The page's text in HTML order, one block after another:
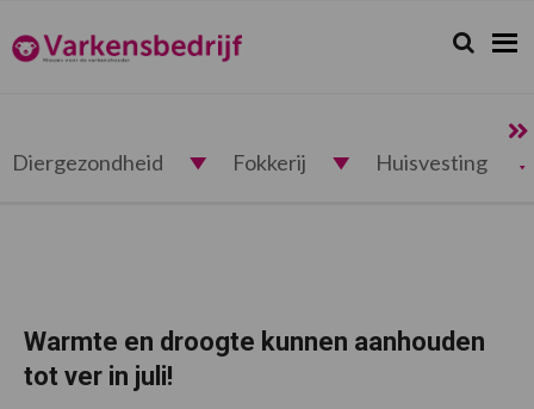
de
hoofdnavigatie
de
hoofd
de
eerste
de
voettekst
Varkensbedrijf.nl Zoeken...
Zoek
Diergezondheid Fokkerij Huisvesting
Warmte en droogte kunnen aanhouden
tot ver in juli!